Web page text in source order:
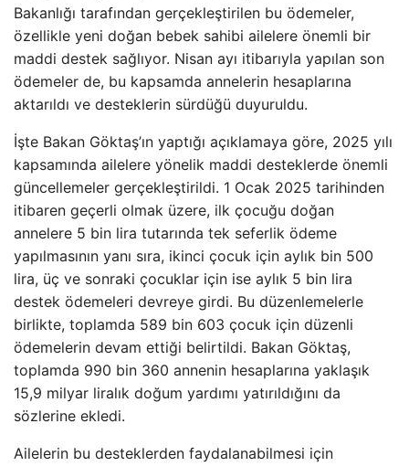
Bakanlığı tarafından gerçekleştirilen bu ödemeler,
özellikle yeni doğan bebek sahibi ailelere önemli bir
maddi destek sağlıyor. Nisan ayı itibarıyla yapılan son
ödemeler de, bu kapsamda annelerin hesaplarına
aktarıldı ve desteklerin sürdüğü duyuruldu.
İşte Bakan Göktaş’ın yaptığı açıklamaya göre, 2025 yılı
kapsamında ailelere yönelik maddi desteklerde önemli
güncellemeler gerçekleştirildi. 1 Ocak 2025 tarihinden
itibaren geçerli olmak üzere, ilk çocuğu doğan
annelere 5 bin lira tutarında tek seferlik ödeme
yapılmasının yanı sıra, ikinci çocuk için aylık bin 500
lira, üç ve sonraki çocuklar için ise aylık 5 bin lira
destek ödemeleri devreye girdi. Bu düzenlemelerle
birlikte, toplamda 589 bin 603 çocuk için düzenli
ödemelerin devam ettiği belirtildi. Bakan Göktaş,
toplamda 990 bin 360 annenin hesaplarına yaklaşık
15,9 milyar liralık doğum yardımı yatırıldığını da
sözlerine ekledi.
Ailelerin bu desteklerden faydalanabilmesi için